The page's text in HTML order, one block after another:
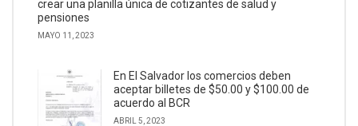
crear una planilla única de cotizantes de salud y
pensiones
MAYO 11, 2023
En El Salvador los comercios deben
aceptar billetes de $50.00 y $100.00 de
acuerdo al BCR
ABRIL 5, 2023